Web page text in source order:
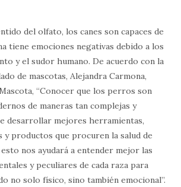
del olfato, los canes son capaces de
tiene emociones negativas debido a los
y el sudor humano. De acuerdo con la
de mascotas, Alejandra Carmona,
“Conocer que los perros son
de maneras tan complejas y
desarrollar mejores herramientas,
y productos que procuren la salud de
nos ayudará a entender mejor las
y peculiares de cada raza para
no solo físico, sino también emocional”.